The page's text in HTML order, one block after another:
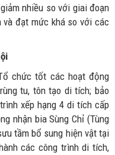
nhiều so với giai đoạn
đạt mức khá so với các
chức tốt các hoạt động
tu, tôn tạo di tích; bảo
xếp hạng 4 di tích cấp
nhận bia Sùng Chỉ (Tùng
tầm bổ sung hiện vật tại
các công trình di tích,